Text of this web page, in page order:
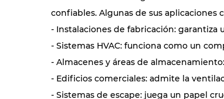
confiables. Algunas de sus aplicaciones
- Instalaciones de fabricación:
- Sistemas HVAC: funciona como un
- Almacenes y áreas de
- Edificios comerciales: admite la
- Sistemas de escape: juega un papel